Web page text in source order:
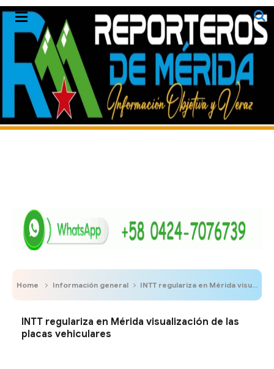
Home Información general INTT regulariza en Mérida visualización de las placas vehiculares
INTT regulariza en Mérida visualización de las
placas vehiculares